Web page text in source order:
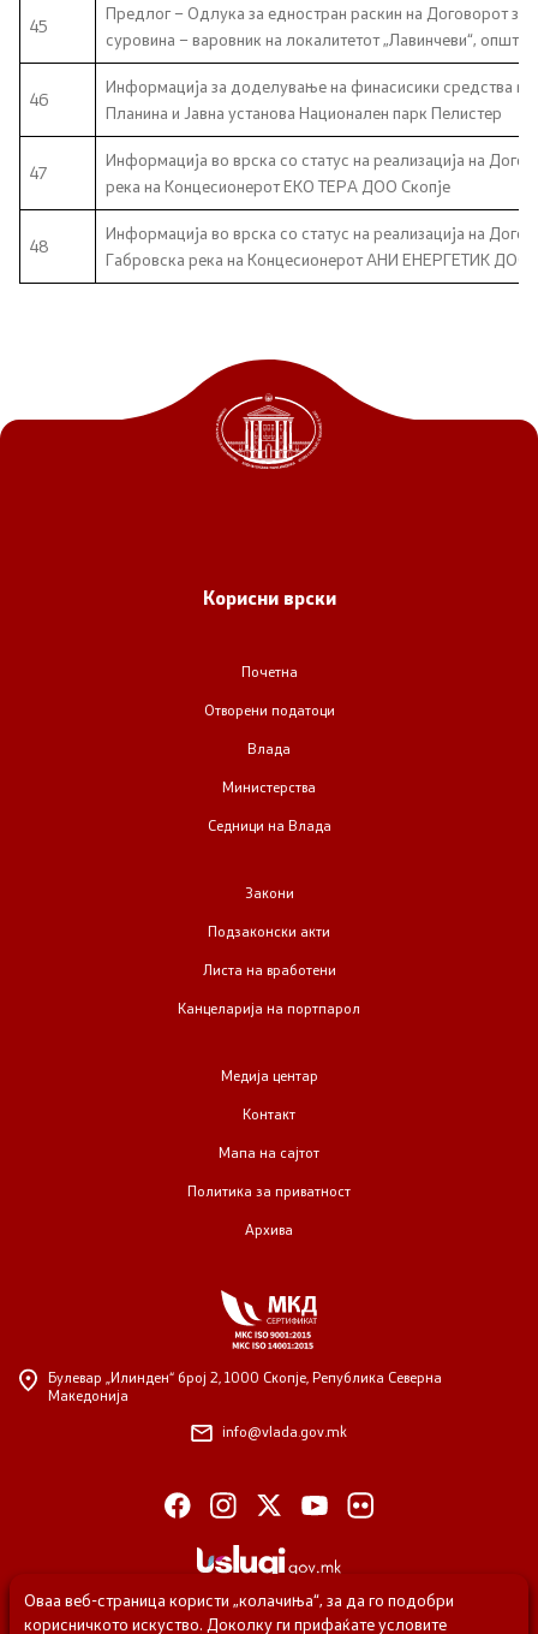
45
Предлог – Oдлука за едностран раскин на Договорот за
суровина – варовник на локалитетот „Лавинчеви“,
46
Информација за доделување на финасисики средства
Планина и Јавна установа Национален парк Пелистер
47
Информација во врска со статус на реализација на
река на Концесионерот ЕКО ТЕРА ДОО Скопје
48
Информација во врска со статус на реализација на
Габровска река на Концесионерот АНИ ЕНЕРГЕТИК ДОО
Корисни врски
Почетна
Отворени податоци
Влада
Министерства
Седници на Влада
Закони
Подзаконски акти
Листа на вработени
Канцеларија на портпарол
Медија центар
Контакт
Мапа на сајтот
Политика за приватност
Архива
Булевар „Илинден“ број 2, 1000 Скопје, Република Северна
Македонија
info@vlada.gov.mk
Оваа веб-страница користи „колачиња“, за да го подобри
корисничкото искуство. Доколку ги прифаќате условите